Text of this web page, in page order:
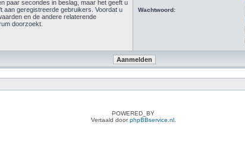
paar secondes in beslag, maar het geeft u
aan geregistreerde gebruikers. Voordat u
en de andere relaterende
doorzoekt.
Wachtwoord:
POWERED_BY
Vertaald doorphpBBservice.nl.